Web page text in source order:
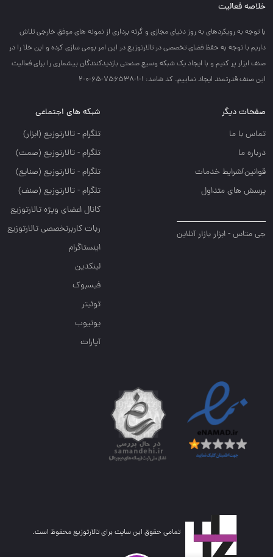
خلاصه فعالیت
با توجه به رويكردهاي به روز دنياي مجازي و گرته برداري از نمونه هاي موفق خارجي تلاش
داريم با توجه به حفظ فضاي تخصصي در تالارتوزيع در اين امر بومي سازي كرده و اين خلا را در
صنف ابزار پر كنيم و با ايجاد يك شبكه وسيع صنعتي بازديدكنندگان بيشماري را براي فعاليت
اين صنف قدرتمند ايجاد نماييم. کد شامد: 1-1-756538-65-0-2
صفحات دیگر
تماس با ما
درباره ما
قوانین/شرایط خدمات
پرسش های متداول
جی متاس - ابزار بازار آنلاین
شبکه های اجتماعی
تلگرام - تالارتوزيع (ابزار)
تلگرام - تالارتوزيع (صمت)
تلگرام - تالارتوزيع (صنايع)
تلگرام - تالارتوزیع (صنف)
کانال اعضای ویژه تالارتوزیع
ربات کاربرتخصصی تالارتوزیع
اینستاگرام
لینکدین
فیسبوک
توئیتر
یوتیوب
آپارات
تمامی حقوق این سایت برای تالارتوزیع محفوظ است.